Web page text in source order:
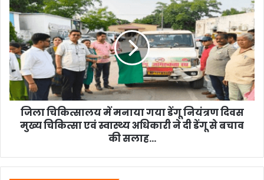
विभागीय
स्टॉलों
का
किया
निरीक्षण...
चिकित्सालय
में
मनाया
गया
डेंगू
नियंत्रण
दिवस
मुख्य
चिकित्सा
ने
जिला चिकित्सालय में मनाया गया डेंगू नियंत्रण दिवस
मुख्य चिकित्सा एवं स्वास्थ्य अधिकारी ने दी डेंगू से बचाव
की सलाह...